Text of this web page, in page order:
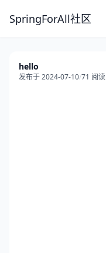
SpringForAll社区
hello
发布于 2024-07-10/71 阅读